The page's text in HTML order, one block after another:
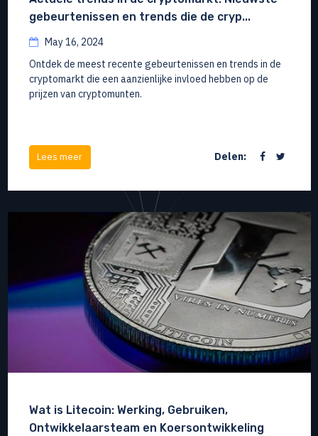
gebeurtenissen en trends die de cryp...
May 16, 2024
Ontdek de meest recente gebeurtenissen en trends in de
cryptomarkt die een aanzienlijke invloed hebben op de
prijzen van cryptomunten.
Lees meer Delen:
Wat is Litecoin: Werking, Gebruiken,
Ontwikkelaarsteam en Koersontwikkeling